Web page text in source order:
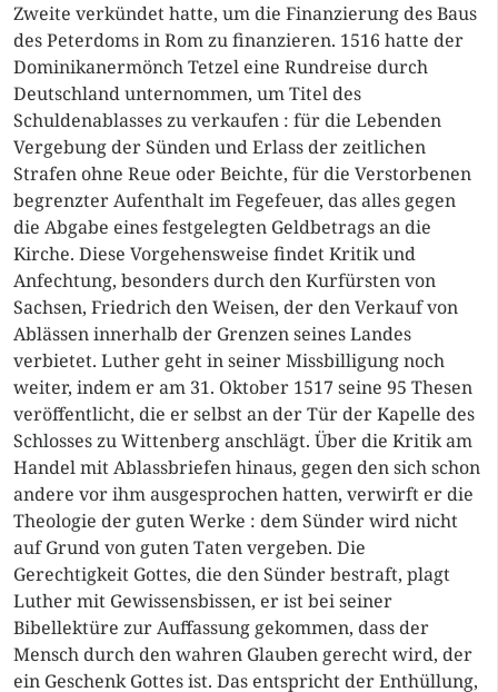
Zweite verkündet hatte, um die Finanzierung des Baus
des Peterdoms in Rom zu finanzieren. 1516 hatte der
Dominikanermönch Tetzel eine Rundreise durch
Deutschland unternommen, um Titel des
Schuldenablasses zu verkaufen : für die Lebenden
Vergebung der Sünden und Erlass der zeitlichen
Strafen ohne Reue oder Beichte, für die Verstorbenen
begrenzter Aufenthalt im Fegefeuer, das alles gegen
die Abgabe eines festgelegten Geldbetrags an die
Kirche. Diese Vorgehensweise findet Kritik und
Anfechtung, besonders durch den Kurfürsten von
Sachsen, Friedrich den Weisen, der den Verkauf von
Ablässen innerhalb der Grenzen seines Landes
verbietet. Luther geht in seiner Missbilligung noch
weiter, indem er am 31. Oktober 1517 seine 95 Thesen
veröffentlicht, die er selbst an der Tür der Kapelle des
Schlosses zu Wittenberg anschlägt. Über die Kritik am
Handel mit Ablassbriefen hinaus, gegen den sich schon
andere vor ihm ausgesprochen hatten, verwirft er die
Theologie der guten Werke : dem Sünder wird nicht
auf Grund von guten Taten vergeben. Die
Gerechtigkeit Gottes, die den Sünder bestraft, plagt
Luther mit Gewissensbissen, er ist bei seiner
Bibellektüre zur Auffassung gekommen, dass der
Mensch durch den wahren Glauben gerecht wird, der
ein Geschenk Gottes ist. Das entspricht der Enthüllung,